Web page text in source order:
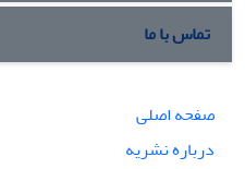
تماس با ما
صفحه اصلی
درباره نشریه